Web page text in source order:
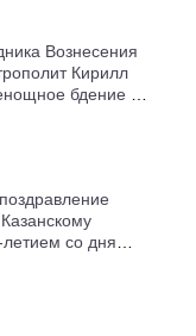
Вознесения
Кирилл
бдение в
со дня